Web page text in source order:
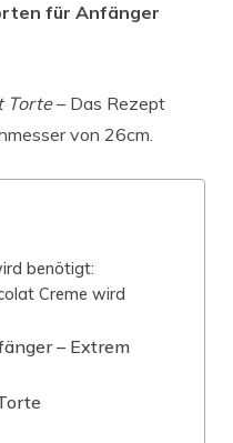
für Anfänger
Torte– Das Rezept
von 26cm.
benötigt:
Creme wird
– Extrem